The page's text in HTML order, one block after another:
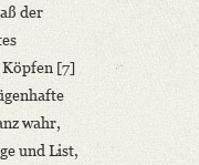
der
[7]
wahr,
und List,